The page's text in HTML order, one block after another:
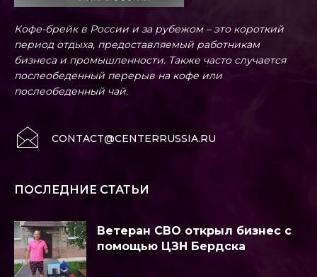
Кофе-брейк в России и за рубежом – это короткий
период отдыха, предоставляемый работникам
бизнеса и промышленности. Также часто случается
послеобеденный перерыв на кофе или
послеобеденный чай.
CONTACT@CENTERRUSSIA.RU
ПОСЛЕДНИЕ СТАТЬИ
Ветеран СВО открыл бизнес с
помощью ЦЗН Бердска